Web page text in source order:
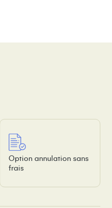
Option annulation sans
frais